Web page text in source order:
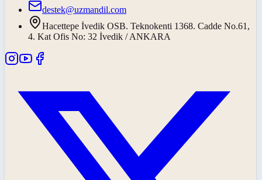
destek@uzmandil.com
Hacettepe İvedik OSB. Teknokenti 1368. Cadde No.61,
4. Kat Ofis No: 32 İvedik / ANKARA